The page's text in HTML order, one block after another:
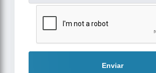
Enviar